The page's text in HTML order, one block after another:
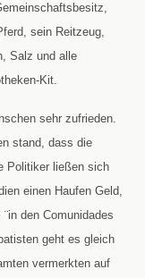
sein Reitzeug,
Salz und alle
Kit.
sehr zufrieden.
stand, dass die
Politiker ließen sich
einen Haufen Geld,
den Comunidades
geht es gleich
vermerkten auf